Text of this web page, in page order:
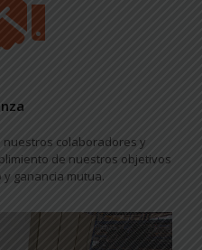
colaboradores y
de nuestros objetivos
ganancia mutua.